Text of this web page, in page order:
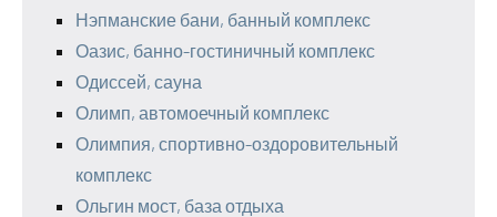
Нэпманские бани, банный комплекс
Оазис, банно-гостиничный комплекс
Одиссей, сауна
Олимп, автомоечный комплекс
Олимпия, спортивно-оздоровительный
комплекс
Ольгин мост, база отдыха